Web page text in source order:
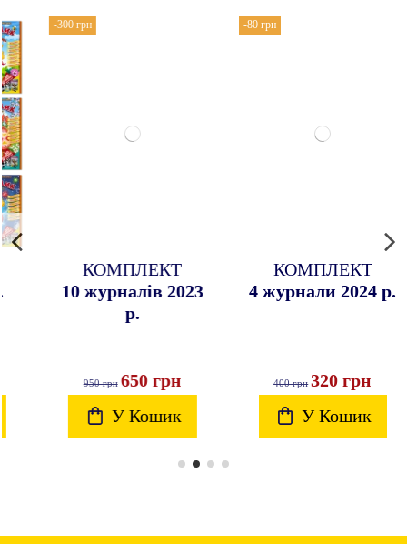
-300 грн
КОМПЛЕКТ
10 журналів 2023
950 грн 650 грн
У Кошик
-80 грн
КОМПЛЕКТ
4 журнали 2024 р.
400 грн 320 грн
У Кошик